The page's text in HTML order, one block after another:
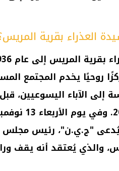
العذراء بقرية
روحيًا يخدم المجتمع
إلى الآباء اليسوعيين،
رعاية مطرانية طيبة
"ج.ي.ن"، رئيس مجلس
والذي يُعتقد أنه يقف